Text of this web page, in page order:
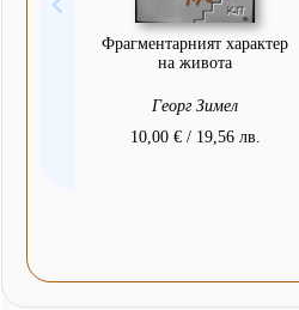
Фрагментарният характер
на живота
Георг Зимел
10,00 € / 19,56 лв.